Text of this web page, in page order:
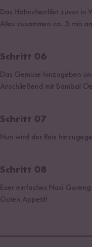
Das Hähnchenfilet zuvor in
Alles zusammen ca. 5 min
Schritt 06
Das Gemüse hinzugeben
Anschließend mit Sambal
Schritt 07
Nun wird der Reis
Schritt 08
Euer einfaches Nasi
Guten Appetit!